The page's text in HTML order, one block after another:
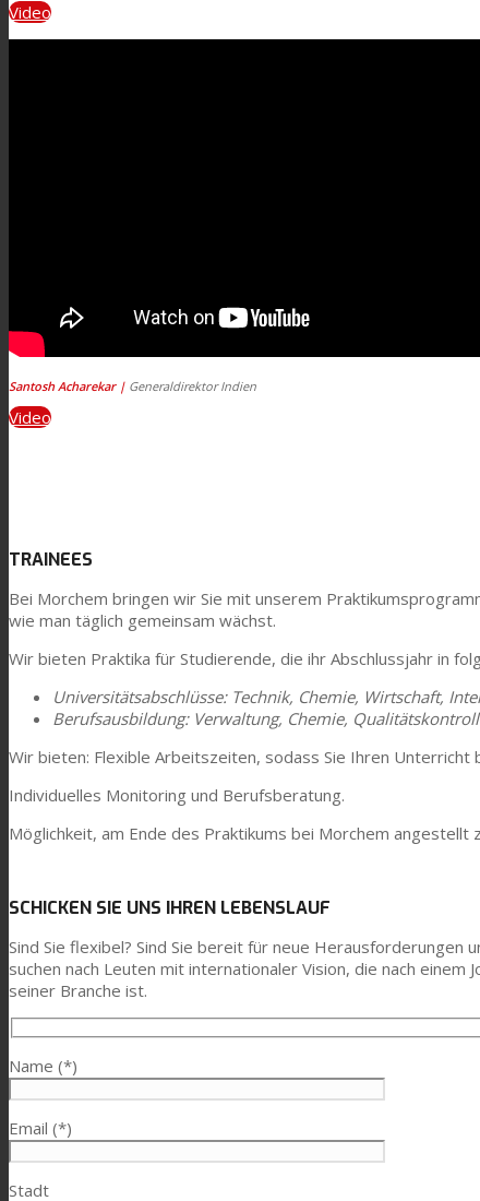
Video
Santosh Acharekar | Generaldirektor Indien
Video
TRAINEES
Bei Morchem bringen wir Sie mit unserem
wie man täglich gemeinsam wächst.
Wir bieten Praktika für Studierende, die ihr Abschlussjahr in
Universitätsabschlüsse: Technik, Chemie, Wirtschaft,
Berufsausbildung: Verwaltung, Chemie,
Wir bieten: Flexible Arbeitszeiten, sodass Sie Ihren
Individuelles Monitoring und Berufsberatung.
Möglichkeit, am Ende des Praktikums bei Morchem angestellt
SCHICKEN SIE UNS IHREN LEBENSLAUF
Sind Sie flexibel? Sind Sie bereit für neue Herausforderungen
suchen nach Leuten mit internationaler Vision, die nach
seiner Branche ist.
Name (*)
Email (*)
Stadt